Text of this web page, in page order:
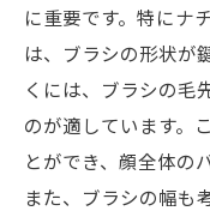
に重要です。特にナ
は、ブラシの形状が
くには、ブラシの毛
のが適しています。
とができ、顔全体の
また、ブラシの幅も